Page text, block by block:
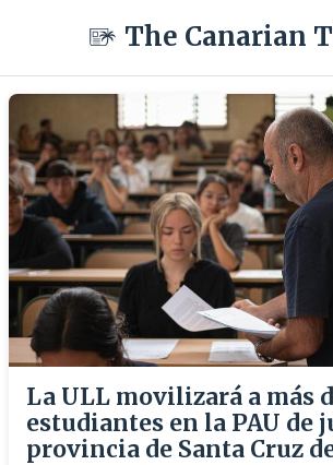
The Canarian
La ULL movilizará a más
estudiantes en la PAU de
provincia de Santa Cruz